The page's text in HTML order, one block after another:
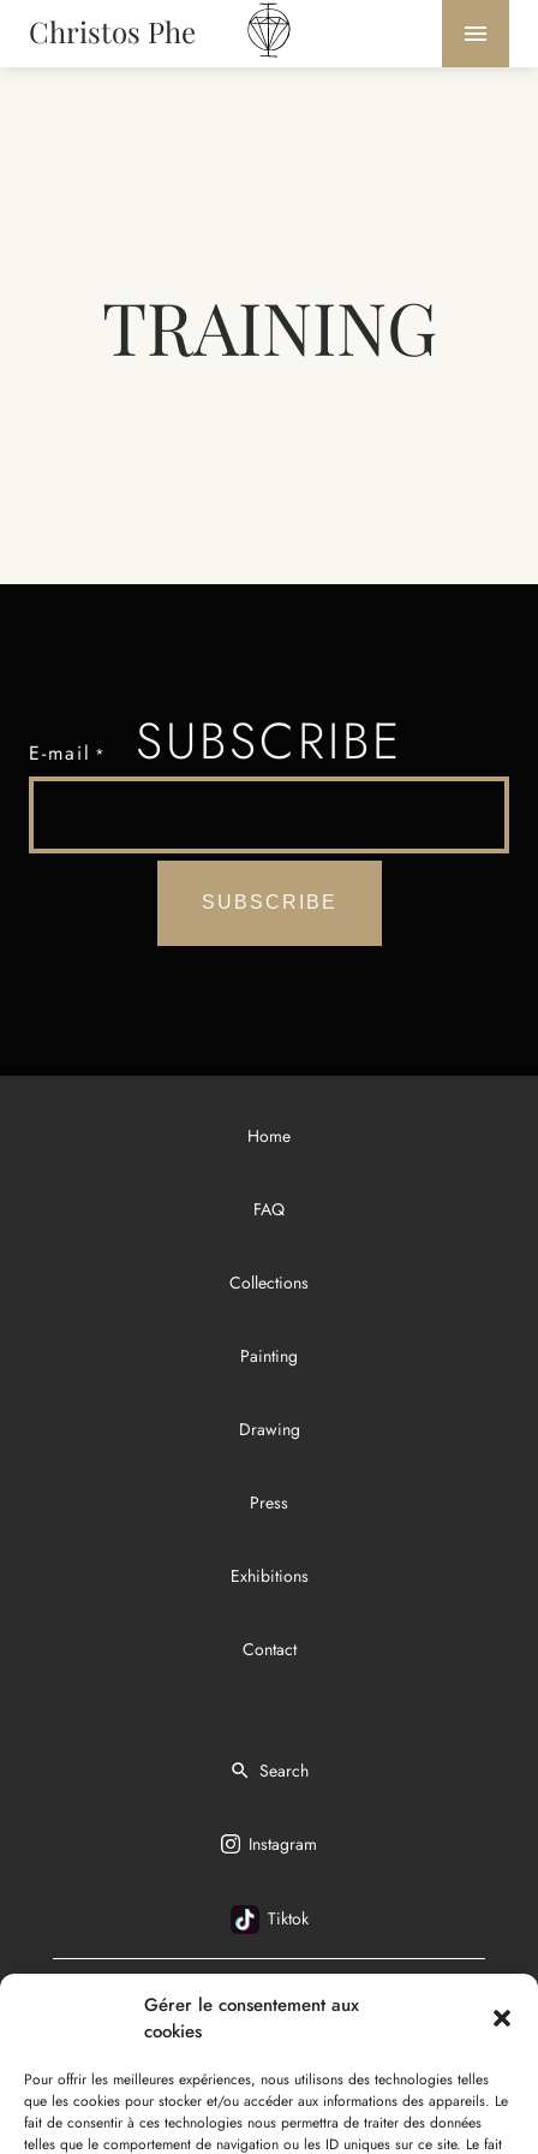
Gérer le consentement aux
cookies
Pour offrir les meilleures expériences, nous utilisons des technologies telles
que les cookies pour stocker et/ou accéder aux informations des appareils. Le
fait de consentir à ces technologies nous permettra de traiter des données
telles que le comportement de navigation ou les ID uniques sur ce site. Le fait
Christos Phe
TRAINING
SUBSCRIBE
E-mail *
Home
FAQ
Collections
Painting
Drawing
Press
Exhibitions
Contact
Search
Instagram
Tiktok